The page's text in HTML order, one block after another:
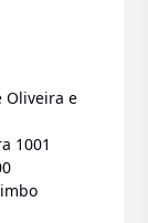
Oliveira e
1001